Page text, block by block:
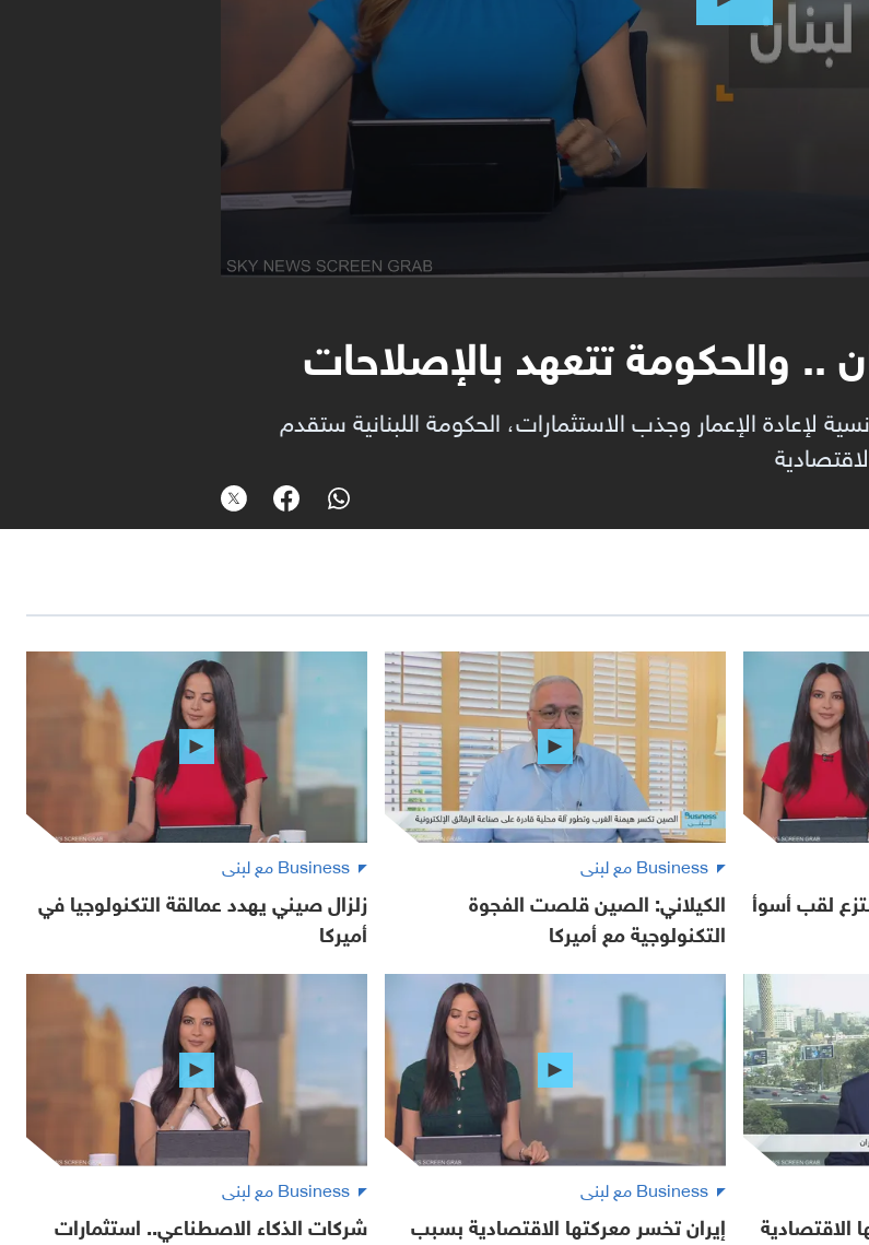
.. والحكومة تتعهد بالإصلاحات
لإعادة الإعمار وجذب الاستثمارات، الحكومة اللبنانية ستقدم
لقب أسوأ
Business مع لبنى
الكيلاني: الصين قلصت الفجوة
التكنولوجية مع أميركا
Business مع لبنى
زلزال صيني يهدد عمالقة التكنولوجيا في
أميركا
الاقتصادية
Business مع لبنى
إيران تخسر معركتها الاقتصادية بسبب
Business مع لبنى
شركات الذكاء الاصطناعي.. استثمارات